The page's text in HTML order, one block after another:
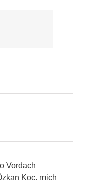
Vordach
Koc, mich